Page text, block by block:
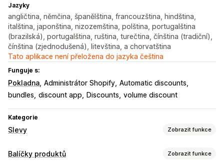
Jazyky
angličtina, němčina, španělština, francouzština, hindština,
italština, japonština, nizozemština, polština, portugalština
(brazilská), portugalština, ruština, turečtina, čínština (tradiční),
čínština (zjednodušená), litevština, a chorvatština
Tato aplikace není přeložena do jazyka čeština
Funguje s:
Pokladna Administrátor Shopify Automatic discounts
bundles discount app Discounts volume discount
Kategorie
Slevy Zobrazit funkce
Typy slev
Balíčky produktů Zobrazit funkce